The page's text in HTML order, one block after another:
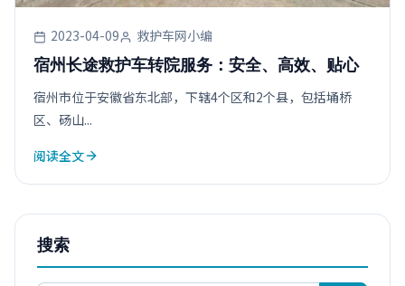
2023-04-09 救护车网小编
宿州长途救护车转院服务：安全、高效、贴心
宿州市位于安徽省东北部，下辖4个区和2个县，包括埇桥
区、砀山...
阅读全文
搜索